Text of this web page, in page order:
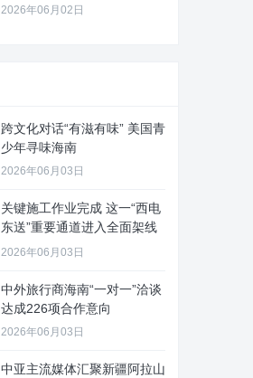
2026年06月02日
跨文化对话“有滋有味” 美国青
少年寻味海南
2026年06月03日
关键施工作业完成 这一“西电
东送”重要通道进入全面架线
阶
2026年06月03日
中外旅行商海南“一对一”洽谈
达成226项合作意向
2026年06月03日
中亚主流媒体汇聚新疆阿拉山